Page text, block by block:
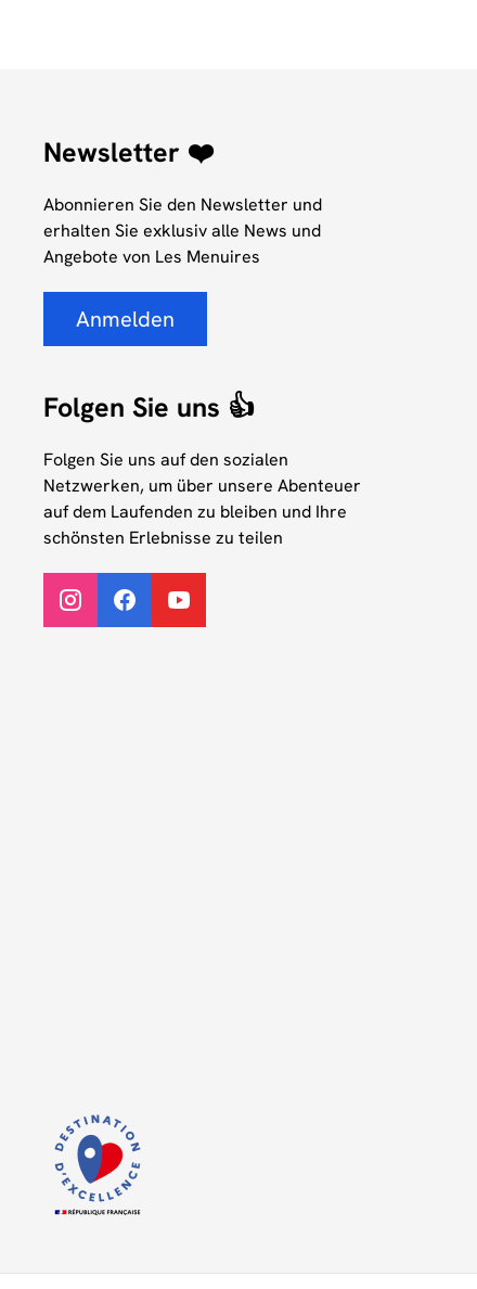
Newsletter ❤️
Abonnieren Sie den Newsletter und
erhalten Sie exklusiv alle News und
Angebote von Les Menuires
Anmelden
Folgen Sie uns 👍
Folgen Sie uns auf den sozialen
Netzwerken, um über unsere Abenteuer
auf dem Laufenden zu bleiben und Ihre
schönsten Erlebnisse zu teilen